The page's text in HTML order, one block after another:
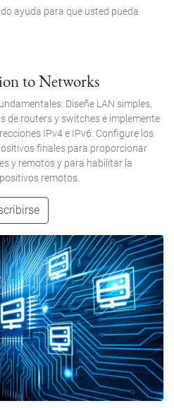
ayuda para que usted pueda
to Networks
Diseñe LAN simples,
de routers y switches e implemente
IPv4 e IPv6. Configure los
finales para proporcionar
y remotos y para habilitar la
remotos.